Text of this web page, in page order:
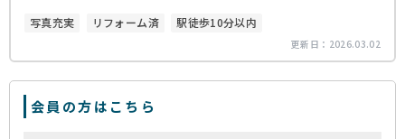
写真充実 リフォーム済 駅徒歩10分以内
更新日： 2026.03.02
会員の方はこちら